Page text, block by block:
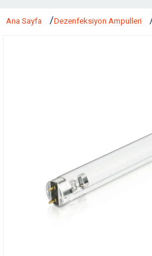
Ana Sayfa Dezenfeksiyon Ampulleri